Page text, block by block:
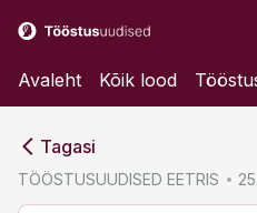
Avaleht Kõik lood
Tagasi
TÖÖSTUSUUDISED EETRIS